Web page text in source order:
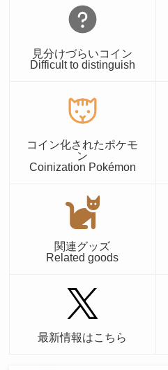
見分けづらいコイン
Difficult to distinguish
コイン化されたポケモ
ン
Coinization Pokémon
関連グッズ
Related goods
最新情報はこちら